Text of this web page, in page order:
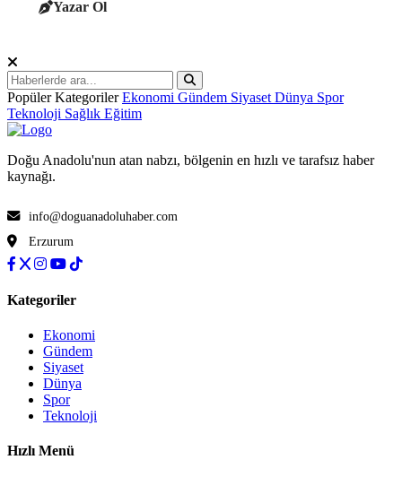
Yazar Ol
Popüler Kategoriler Ekonomi Gündem SiyasetDünya Spor
Teknoloji Sağlık Eğitim
Doğu Anadolu'nun atan nabzı, bölgenin en hızlı ve tarafsız haber
kaynağı.
info@doguanadoluhaber.com
Erzurum
Kategoriler
Ekonomi
Gündem
Siyaset
Dünya
Spor
Teknoloji
Hızlı Menü